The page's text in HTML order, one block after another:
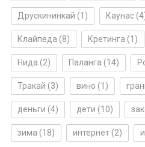
Друскининкай (1) Каунас
Клайпеда (8) Кретинга (1)
Нида (2) Паланга (14)
Тракай (3) вино (1)
деньги (4) дети (10)
зима (18) интернет(2)